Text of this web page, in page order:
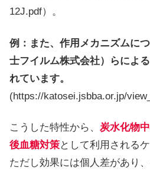
12J.pdf）。
例：また、作用メカニズムに
士フイルム株式会社）らによ
れています。
(https://katosei.jsbba.or.jp/
こうした特性から、 炭水化物
後血糖対策として利用される
ただし効果には個人差があり